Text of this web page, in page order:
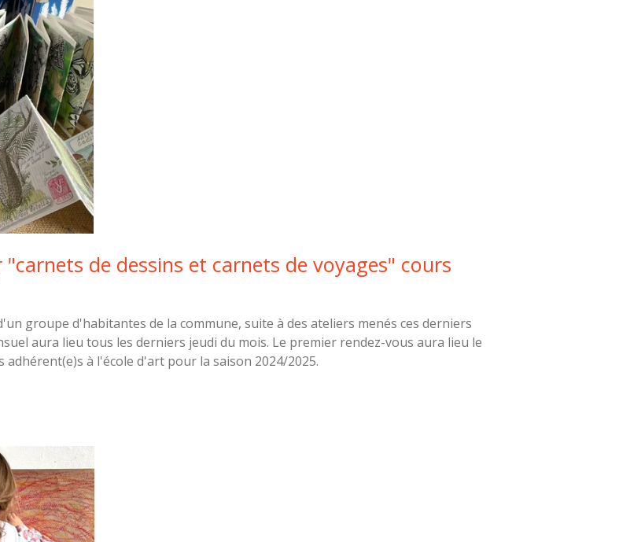
de dessins et carnets de voyages" cours
groupe d'habitantes de la commune, suite à des ateliers menés ces derniers
aura lieu tous les derniers jeudi du mois. Le premier rendez-vous aura lieu le
à l'école d'art pour la saison 2024/2025.